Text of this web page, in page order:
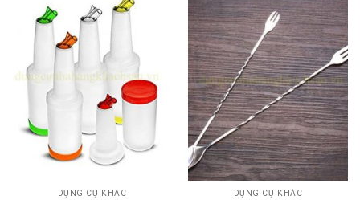
DỤNG CỤ KHÁC DỤNG CỤ KHÁC